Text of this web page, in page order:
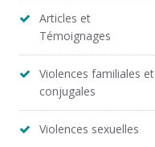
Articles et
Témoignages
Violences familiales et
conjugales
Violences sexuelles